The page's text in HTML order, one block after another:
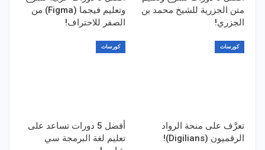
متن الجزرية للشيخ محمد بن
الجزري!
وتعليم فيجما (Figma) من
الصفر للاحتراف!
كورسات
تعرَّف على منحة الرواد
الرقميون (Digilians)!
كورسات
أفضل 5 دورات تساعد على
تعليم لغة البرمجة سي